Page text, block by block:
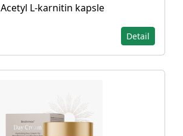
Acetyl L-karnitin kapsle
Detail